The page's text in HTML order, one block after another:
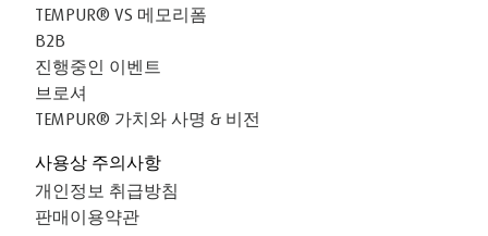
TEMPUR® VS 메모리폼
B2B
진행중인 이벤트
브로셔
TEMPUR® 가치와 사명 & 비전
사용상 주의사항
개인정보 취급방침
판매이용약관